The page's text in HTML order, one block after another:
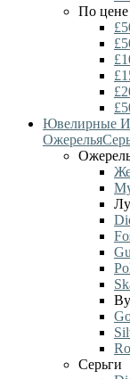
По цене
Ювелирные
Ожерелья
Серьги